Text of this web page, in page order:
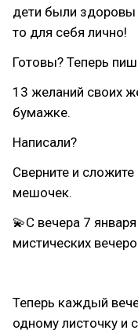
дети были здоровы
то для себя лично!
Готовы? Теперь
13 желаний своих
бумажке.
Написали?
Сверните и
мешочек.
💫С вечера 7
мистических
Теперь каждый
одному листочку и